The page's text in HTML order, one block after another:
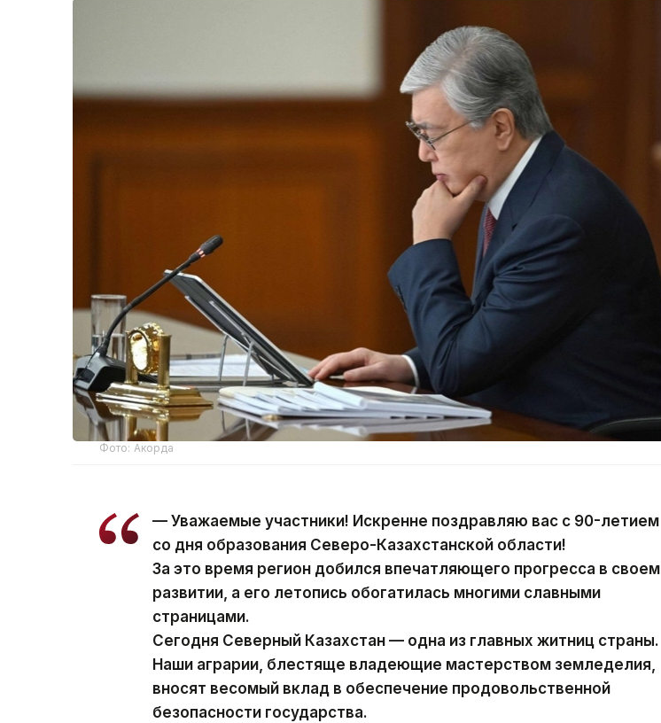
Фото: Акорда
— Уважаемые участники! Искренне поздравляю вас с 90-летием
со дня образования Северо-Казахстанской области!
За это время регион добился впечатляющего прогресса в своем
развитии, а его летопись обогатилась многими славными
страницами.
Сегодня Северный Казахстан — одна из главных житниц страны.
Наши аграрии, блестяще владеющие мастерством земледелия,
вносят весомый вклад в обеспечение продовольственной
безопасности государства.